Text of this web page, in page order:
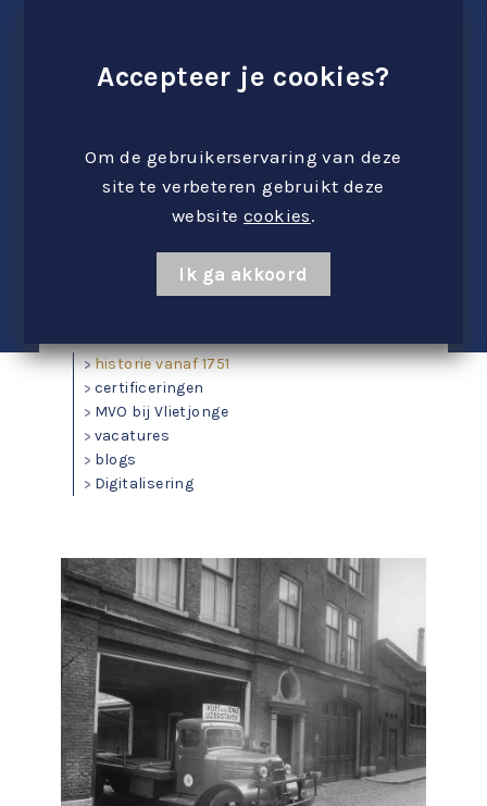
historie vanaf 1751
certificeringen
MVO bij Vlietjonge
vacatures
blogs
Digitalisering
Accepteer je cookies?
Om de gebruikerservaring van deze
site te verbeteren gebruikt deze
website cookies.
Ik ga akkoord